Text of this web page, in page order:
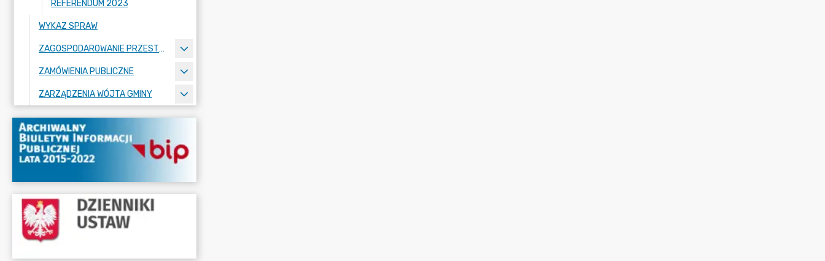
REFERENDUM 2023
WYKAZ SPRAW
ZAGOSPODAROWANIE PRZESTRZENNE
ZAMÓWIENIA PUBLICZNE
ZARZĄDZENIA WÓJTA GMINY